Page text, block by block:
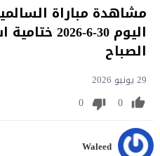
مشاهدة مباراة
اليوم 30-6-
الصباح
29 يونيو 2026
0
0
Waleed